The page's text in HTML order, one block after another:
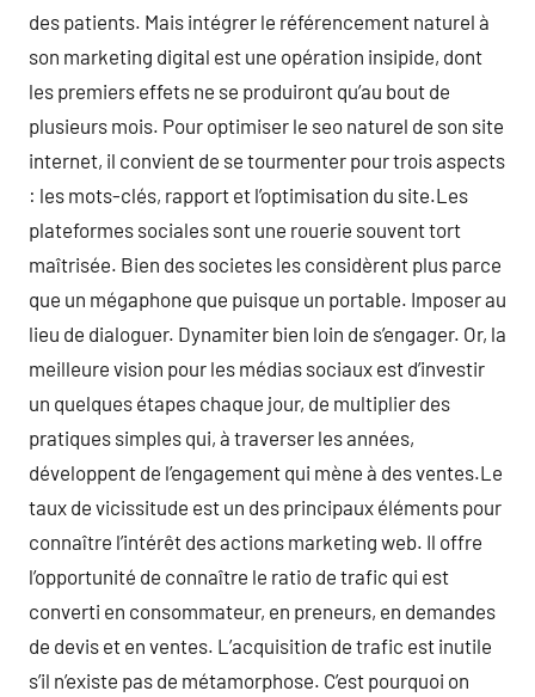
des patients. Mais intégrer le référencement naturel à
son marketing digital est une opération insipide, dont
les premiers effets ne se produiront qu’au bout de
plusieurs mois. Pour optimiser le seo naturel de son site
internet, il convient de se tourmenter pour trois aspects
: les mots-clés, rapport et l’optimisation du site.Les
plateformes sociales sont une rouerie souvent tort
maîtrisée. Bien des societes les considèrent plus parce
que un mégaphone que puisque un portable. Imposer au
lieu de dialoguer. Dynamiter bien loin de s’engager. Or, la
meilleure vision pour les médias sociaux est d’investir
un quelques étapes chaque jour, de multiplier des
pratiques simples qui, à traverser les années,
développent de l’engagement qui mène à des ventes.Le
taux de vicissitude est un des principaux éléments pour
connaître l’intérêt des actions marketing web. Il offre
l’opportunité de connaître le ratio de trafic qui est
converti en consommateur, en preneurs, en demandes
de devis et en ventes. L’acquisition de trafic est inutile
s’il n’existe pas de métamorphose. C’est pourquoi on